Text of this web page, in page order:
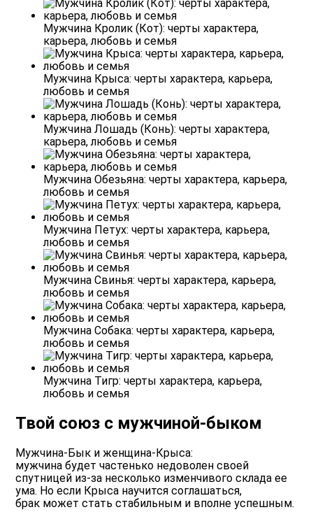
Мужчина Кролик (Кот): черты характера,
карьера, любовь и семья
Мужчина Крыса: черты характера, карьера,
любовь и семья
Мужчина Лошадь (Конь): черты характера,
карьера, любовь и семья
Мужчина Обезьяна: черты характера, карьера,
любовь и семья
Мужчина Петух: черты характера, карьера,
любовь и семья
Мужчина Свинья: черты характера, карьера,
любовь и семья
Мужчина Собака: черты характера, карьера,
любовь и семья
Мужчина Тигр: черты характера, карьера,
любовь и семья
Твой союз с мужчиной-быком
Мужчина-Бык и женщина-Крыса:
мужчина будет частенько недоволен своей
спутницей из-за несколько изменчивого склада ее
ума. Но если Крыса научится соглашаться,
брак может стать стабильным и вполне успешным.